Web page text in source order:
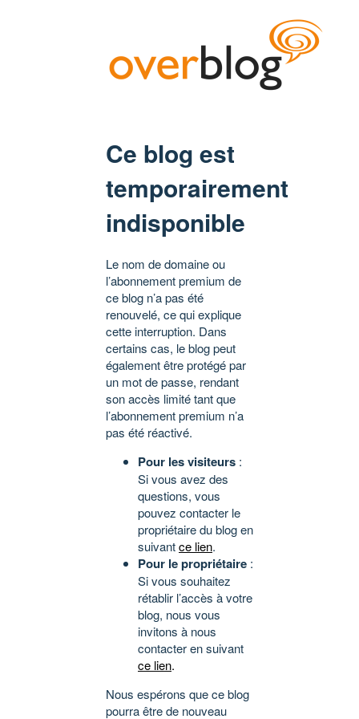
Ce blog est
temporairement
indisponible
Le nom de domaine ou
l’abonnement premium de
ce blog n’a pas été
renouvelé, ce qui explique
cette interruption. Dans
certains cas, le blog peut
également être protégé par
un mot de passe, rendant
son accès limité tant que
l’abonnement premium n’a
pas été réactivé.
Pour les visiteurs :
Si vous avez des
questions, vous
pouvez contacter le
propriétaire du blog en
suivantce lien.
Pour le propriétaire :
Si vous souhaitez
rétablir l’accès à votre
blog, nous vous
invitons à nous
contacter en suivant
ce lien.
Nous espérons que ce blog
pourra être de nouveau